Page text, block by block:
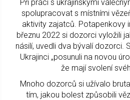
Při práci s ukrajinskými
spolupracovat s místními
aktivity zajatců. Potapenkovy
březnu 2022 si dozorci vyložili
násilí, uvedli dva bývalí dozorci.
Ukrajinci „posunuli na novou
že mají svolení
Mnoho dozorců si užívalo
tím, jakou bolest způsobili